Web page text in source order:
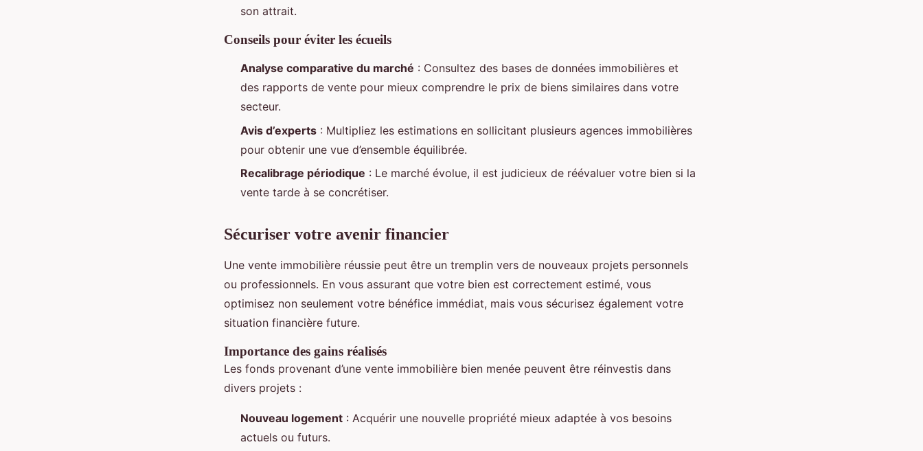
son attrait.
Conseils pour éviter les écueils
Analyse comparative du marché : Consultez des bases de données immobilières et
des rapports de vente pour mieux comprendre le prix de biens similaires dans votre
secteur.
Avis d’experts : Multipliez les estimations en sollicitant plusieurs agences immobilières
pour obtenir une vue d’ensemble équilibrée.
Recalibrage périodique : Le marché évolue, il est judicieux de réévaluer votre bien si la
vente tarde à se concrétiser.
Sécuriser votre avenir financier
Une vente immobilière réussie peut être un tremplin vers de nouveaux projets personnels
ou professionnels. En vous assurant que votre bien est correctement estimé, vous
optimisez non seulement votre bénéfice immédiat, mais vous sécurisez également votre
situation financière future.
Importance des gains réalisés
Les fonds provenant d’une vente immobilière bien menée peuvent être réinvestis dans
divers projets :
Nouveau logement : Acquérir une nouvelle propriété mieux adaptée à vos besoins
actuels ou futurs.